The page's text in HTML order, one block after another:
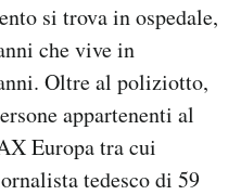
si trova in ospedale,
che vive in
Oltre al poliziotto,
appartenenti al
Europa tra cui
tedesco di 59